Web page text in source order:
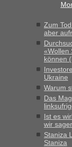
Zum
aber
«Wollen
können
Ukraine
Warum
Das
Ist es
wir
Staniza
Staniza